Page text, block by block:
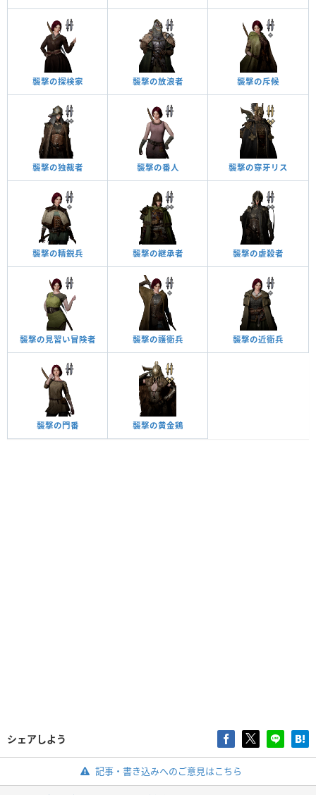
襲撃の探検家 襲撃の放浪者 襲撃の斥候
襲撃の独裁者 襲撃の番人 襲撃の穿牙リス
襲撃の精鋭兵 襲撃の継承者 襲撃の虐殺者
襲撃の見習い冒険者 襲撃の護衛兵 襲撃の近衛兵
襲撃の門番 襲撃の黄金鶏
シェアしよう
記事・書き込みへのご意見はこちら